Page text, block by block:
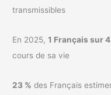
transmissibles
En 2025,1 Français sur 4
cours de sa vie
23 % des Français